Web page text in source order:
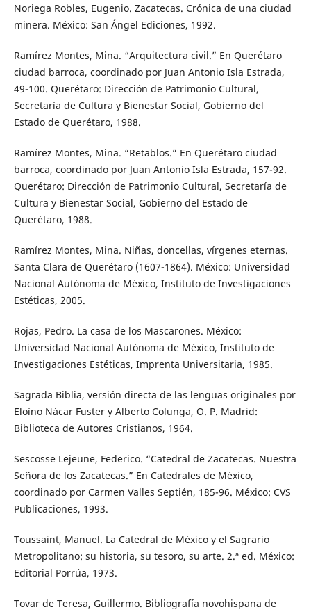
Noriega Robles, Eugenio. Zacatecas. Crónica de una ciudad
minera. México: San Ángel Ediciones, 1992.
Ramírez Montes, Mina. “Arquitectura civil.” En Querétaro
ciudad barroca, coordinado por Juan Antonio Isla Estrada,
49-100. Querétaro: Dirección de Patrimonio Cultural,
Secretaría de Cultura y Bienestar Social, Gobierno del
Estado de Querétaro, 1988.
Ramírez Montes, Mina. “Retablos.” En Querétaro ciudad
barroca, coordinado por Juan Antonio Isla Estrada, 157-92.
Querétaro: Dirección de Patrimonio Cultural, Secretaría de
Cultura y Bienestar Social, Gobierno del Estado de
Querétaro, 1988.
Ramírez Montes, Mina. Niñas, doncellas, vírgenes eternas.
Santa Clara de Querétaro (1607-1864). México: Universidad
Nacional Autónoma de México, Instituto de Investigaciones
Estéticas, 2005.
Rojas, Pedro. La casa de los Mascarones. México:
Universidad Nacional Autónoma de México, Instituto de
Investigaciones Estéticas, Imprenta Universitaria, 1985.
Sagrada Biblia, versión directa de las lenguas originales por
Eloíno Nácar Fuster y Alberto Colunga, O. P. Madrid:
Biblioteca de Autores Cristianos, 1964.
Sescosse Lejeune, Federico. “Catedral de Zacatecas. Nuestra
Señora de los Zacatecas.” En Catedrales de México,
coordinado por Carmen Valles Septién, 185-96. México: CVS
Publicaciones, 1993.
Toussaint, Manuel. La Catedral de México y el Sagrario
Metropolitano: su historia, su tesoro, su arte. 2.ª ed. México:
Editorial Porrúa, 1973.
Tovar de Teresa, Guillermo. Bibliografía novohispana de